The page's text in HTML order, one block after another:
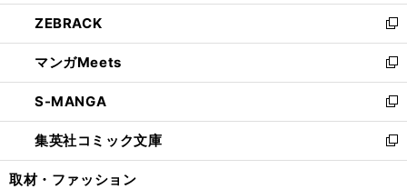
開
く
ウ
で
開
く
ン
ド
ウ
で
開
く
ウ
ィ
ン
ド
ウ
で
開
く
し
い
ウ
ィ
ン
ド
ウ
で
開
ZEBRACK
新
し
い
ウ
ィ
ン
ド
ウ
マンガMeets
新
し
い
ウ
ィ
ン
S-MANGA
新
し
い
ウ
集英社コミック文庫
新
し
取材・ファッション